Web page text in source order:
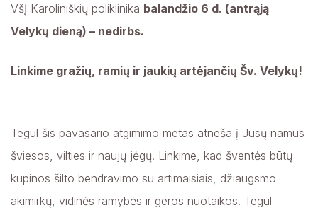
VšĮ Karoliniškių poliklinika balandžio 6 d. (antrąją
Velykų dieną) – nedirbs.
Linkime gražių, ramių ir jaukių artėjančių Šv. Velykų!
Tegul šis pavasario atgimimo metas atneša į Jūsų namus
šviesos, vilties ir naujų jėgų. Linkime, kad šventės būtų
kupinos šilto bendravimo su artimaisiais, džiaugsmo
akimirkų, vidinės ramybės ir geros nuotaikos. Tegul